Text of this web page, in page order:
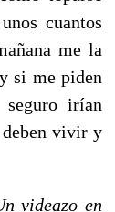
cuantos
me la
si me piden
seguro irían
deben vivir y
videazo en